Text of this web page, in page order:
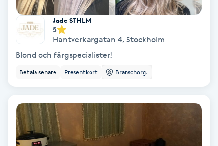
Gruppträning
Gua Sha-massage
Headspa
Healing
Jade STHLM
5
Hantverkargatan 4, Stockholm
Blond och färgspecialister!
Betala senare Presentkort Branschorg.